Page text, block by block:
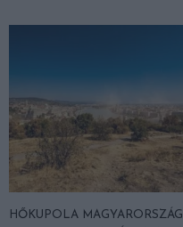
HŐKUPOLA MAGYARORSZÁG